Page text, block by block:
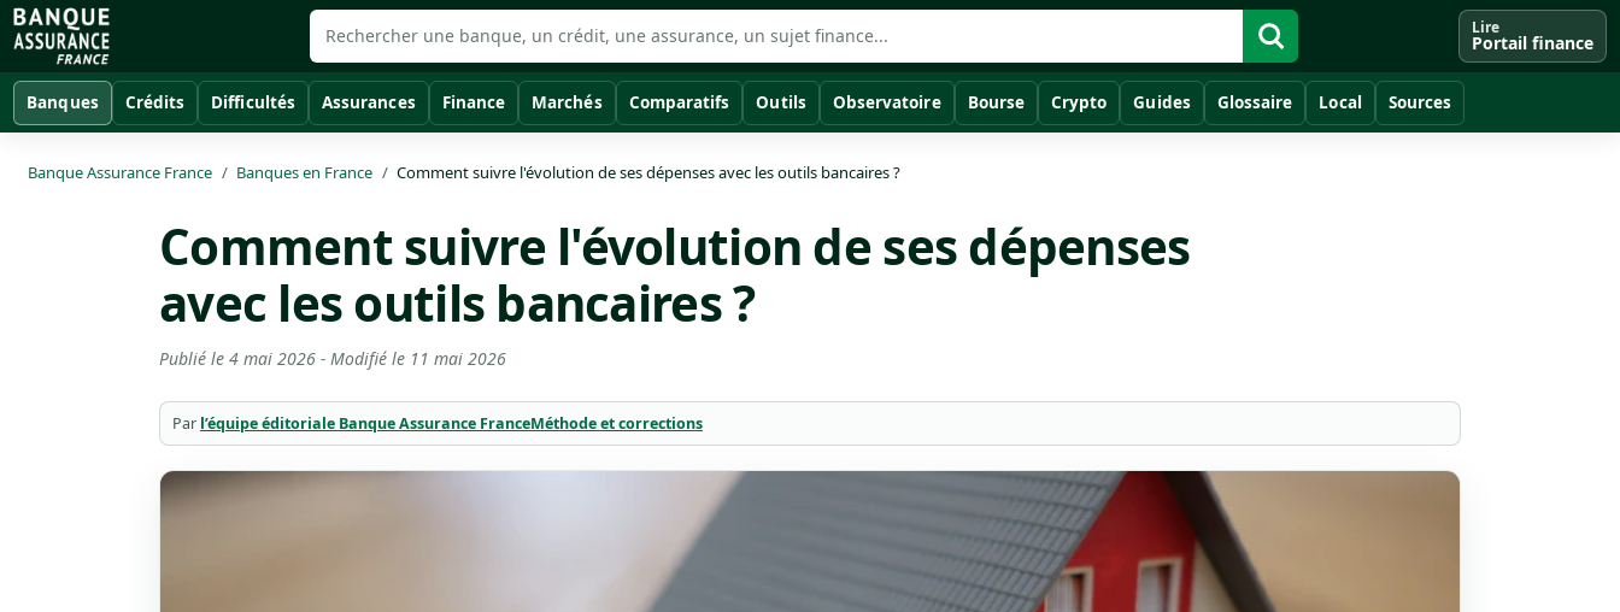
Lire
Portail finance
Banques Crédits Difficultés Assurances Finance Marchés Comparatifs Outils Observatoire Bourse Crypto Guides Glossaire Local Sources
Banque Assurance France Banques en France Comment suivre l'évolution de ses dépenses avec les outils bancaires ?
Comment suivre l'évolution de ses dépenses
avec les outils bancaires ?
Publié le 4 mai 2026 - Modifié le 11 mai 2026
Par l’équipe éditoriale Banque Assurance FranceMéthode et corrections